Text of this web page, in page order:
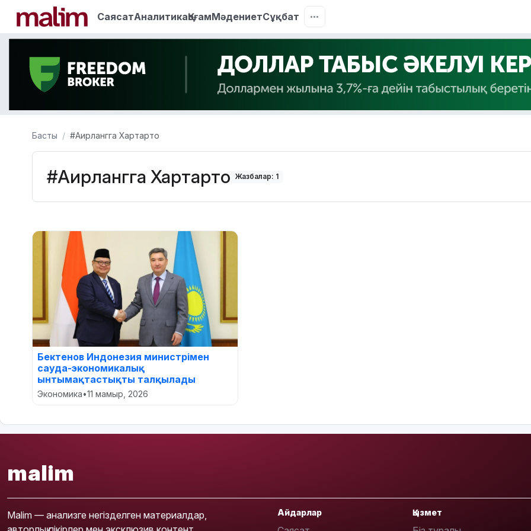
СаясатАналитикаҚоғамМәдениетСұқбат
Басты #Аирлангга Хартарто
#Аирлангга Хартарто Жазбалар: 1
Бектенов Индонезия министрімен
сауда-экономикалық
ынтымақтастықты талқылады
Экономика•11 мамыр, 2026
malim
Malim — анализге негізделген материалдар,
Айдарлар Қызмет